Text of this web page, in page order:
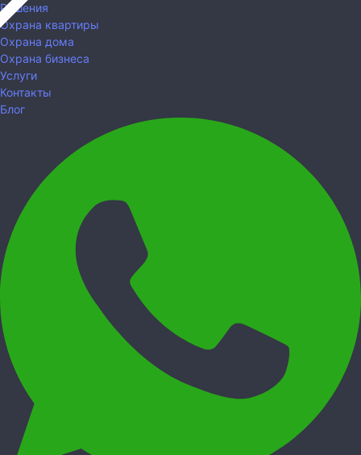
Решения
Охрана квартиры
Охрана дома
Охрана бизнеса
Услуги
Контакты
Блог